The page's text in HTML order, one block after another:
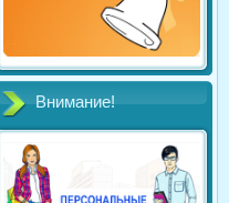
Внимание!